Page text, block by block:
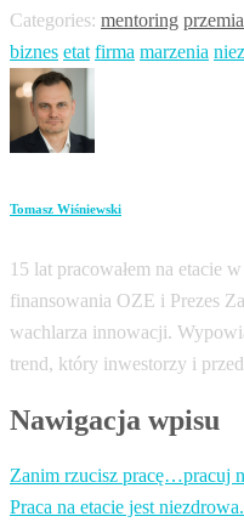
Categories: mentoring
biznes etat firma marzenia
Tomasz Wiśniewski
15 lat pracowałem na etacie
finansowania OZE i Prezes
wachlarza innowacji.
trend, który inwestorzy i
Nawigacja wpisu
Zanim rzucisz pracę…pracuj
Praca na etacie jest